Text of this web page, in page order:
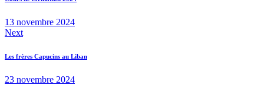
13 novembre 2024
Next
Les frères Capucins au Liban
23 novembre 2024